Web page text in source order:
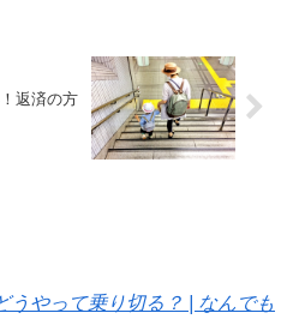
返済の方
うやって乗り切る？ | なんでも